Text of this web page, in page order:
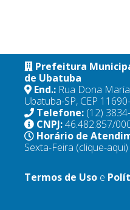
Prefeitura
de Ubatuba
End.: Rua Dona
Ubatuba-SP, CEP
Telefone: (12)
CNPJ:46.482.857/
Horário de
Sexta-Feira (clique-aqui)
Termos de Uso e